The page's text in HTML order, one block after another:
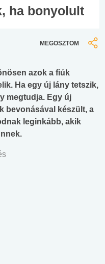
ha bonyolult
MEGOSZTOM
azok a fiúk
Ha egy új lány tetszik,
megtudja. Egy új
bevonásával készült, a
leginkább, akik